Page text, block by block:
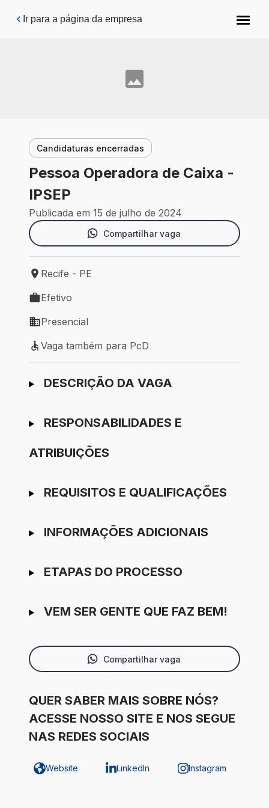
Pular para o conteúdo principal
Ir para a página da empresa
Candidaturas encerradas
Pessoa Operadora de Caixa -
IPSEP
Publicada em 15 de julho de 2024
Compartilhar vaga
Local de trabalho: Recife - PE
Recife - PE
Tipo de vaga: Efetivo
Efetivo
Modelo de trabalho: Presencial
Presencial
Vaga também para PcD
Vaga também para PcD
Ir para candidatura
DESCRIÇÃO DA VAGA
RESPONSABILIDADES E
ATRIBUIÇÕES
REQUISITOS E QUALIFICAÇÕES
INFORMAÇÕES ADICIONAIS
ETAPAS DO PROCESSO
VEM SER GENTE QUE FAZ BEM!
Compartilhar vaga
QUER SABER MAIS SOBRE NÓS?
ACESSE NOSSO SITE E NOS SEGUE
NAS REDES SOCIAIS
Website LinkedIn Instagram